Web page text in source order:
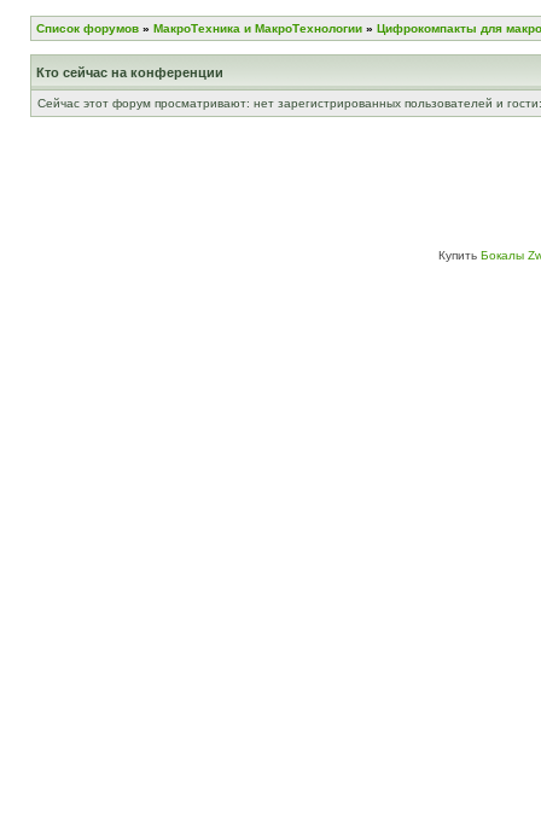
Список форумов » МакроТехника и МакроТехнологии » Цифрокомпакты для
Кто сейчас на конференции
Сейчас этот форум просматривают: нет зарегистрированных пользователей и
Купить Бокалы